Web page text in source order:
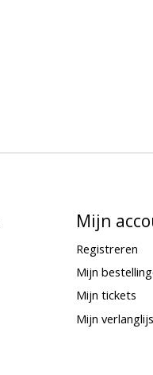
Mijn
Registreren
Mijn
Mijn tickets
Mijn